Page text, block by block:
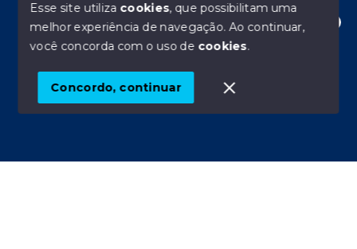
Olá! Estamos disponíveis para te ajudar.
© Copyright 2026 - AP Imóveis PG - Todos os direitos
SITE PARA IMOBILIARIA
Esse site utiliza cookies, que possibilitam uma
melhor experiência de navegação.Ao continuar,
você concorda com o uso de cookies.
Concordo, continuar